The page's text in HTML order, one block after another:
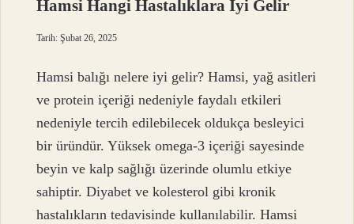
Hamsi Hangi Hastalıklara Iyi Gelir
Tarih: Şubat 26, 2025
Hamsi balığı nelere iyi gelir? Hamsi, yağ asitleri
ve protein içeriği nedeniyle faydalı etkileri
nedeniyle tercih edilebilecek oldukça besleyici
bir üründür. Yüksek omega-3 içeriği sayesinde
beyin ve kalp sağlığı üzerinde olumlu etkiye
sahiptir. Diyabet ve kolesterol gibi kronik
hastalıkların tedavisinde kullanılabilir. Hamsi